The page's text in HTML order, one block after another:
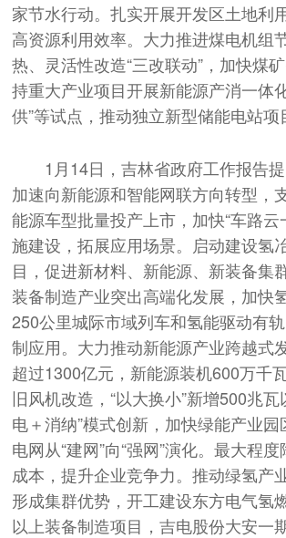
家节水行动。扎实开展开发区土地利
高资源利用效率。大力推进煤电机组
热、灵活性改造“三改联动”，加快煤
持重大产业项目开展新能源产消一体
供”等试点，推动独立新型储能电站项
1月14日，吉林省政府工作报告
加速向新能源和智能网联方向转型，
能源车型批量投产上市，加快“车路云
施建设，拓展应用场景。启动建设氢
目，促进新材料、新能源、新装备集
装备制造产业突出高端化发展，加快
250公里城际市域列车和氢能驱动有
制应用。大力推动新能源产业跨越式
超过1300亿元，新能源装机600万千
旧风机改造，“以大换小”新增500兆瓦
电＋消纳”模式创新，加快绿能产业
电网从“建网”向“强网”演化。最大程
成本，提升企业竞争力。推动绿氢产
形成集群优势，开工建设东方电气氢
以上装备制造项目，吉电股份大安一